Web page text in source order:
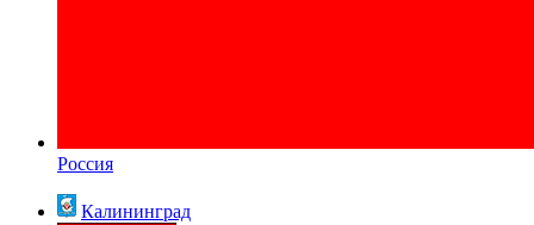
Россия
Калининград